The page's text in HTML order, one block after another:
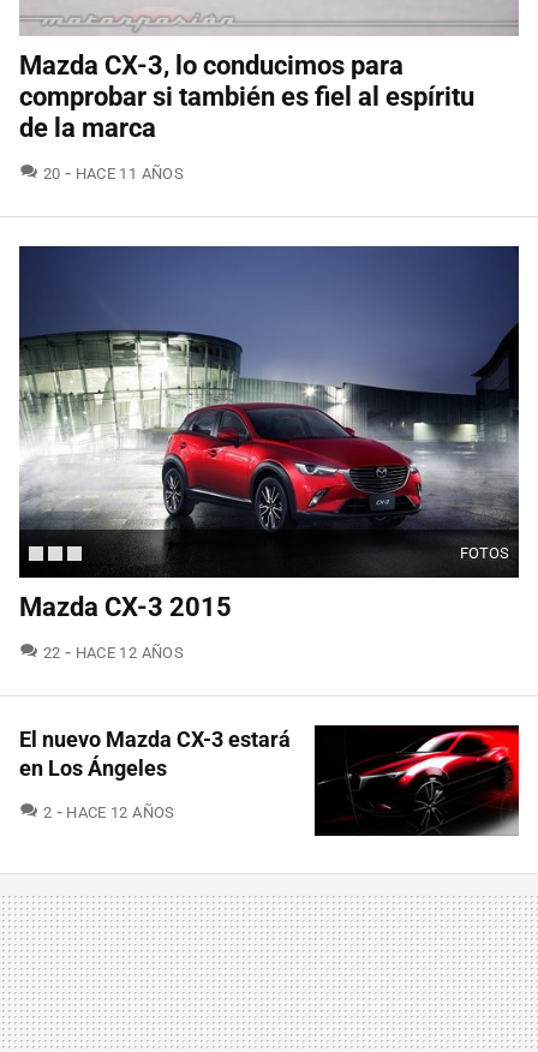
Mazda CX-3, lo conducimos para
comprobar si también es fiel al espíritu
de la marca
20 COMENTARIOS
HACE 11 AÑOS
FOTOS
Mazda CX-3 2015
22 COMENTARIOS
HACE 12 AÑOS
El nuevo Mazda CX-3 estará
en Los Ángeles
2 COMENTARIOS
HACE 12 AÑOS